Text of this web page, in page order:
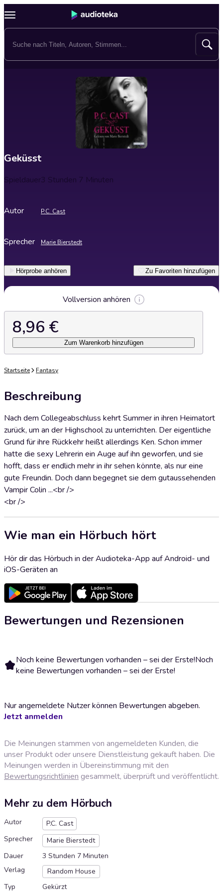
Geküsst
Spieldauer3 Stunden 7 Minuten
Autor P.C. Cast
Sprecher Marie Bierstedt
Hörprobe anhören Zu Favoriten hinzufügen
Vollversion anhören
8,96 €
Zum Warenkorb hinzufügen
Startseite Fantasy
Beschreibung
Nach dem Collegeabschluss kehrt Summer in ihren Heimatort
zurück, um an der Highschool zu unterrichten. Der eigentliche
Grund für ihre Rückkehr heißt allerdings Ken. Schon immer
hatte die sexy Lehrerin ein Auge auf ihn geworfen, und sie
hofft, dass er endlich mehr in ihr sehen könnte, als nur eine
gute Freundin. Doch dann begegnet sie dem gutaussehenden
Vampir Colin ...<br />
<br />
Wie man ein Hörbuch hört
Hör dir das Hörbuch in der Audioteka-App auf Android- und
iOS-Geräten an
Bewertungen und Rezensionen
Noch keine Bewertungen vorhanden – sei der Erste!Noch
keine Bewertungen vorhanden – sei der Erste!
Nur angemeldete Nutzer können Bewertungen abgeben.
Jetzt anmelden
Die Meinungen stammen von angemeldeten Kunden, die
unser Produkt oder unsere Dienstleistung gekauft haben. Die
Meinungen werden in Übereinstimmung mit den
Bewertungsrichtlinien gesammelt, überprüft und veröffentlicht.
Mehr zu dem Hörbuch
Autor
P.C. Cast
Sprecher
Marie Bierstedt
Dauer
3 Stunden 7 Minuten
Verlag
Random House
Typ
Gekürzt